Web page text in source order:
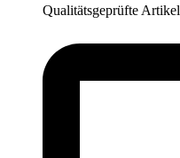
Qualitätsgeprüfte Artikel